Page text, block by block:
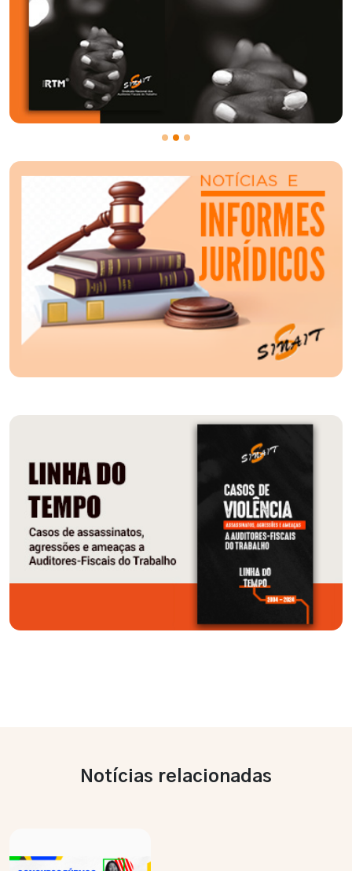
Notícias relacionadas